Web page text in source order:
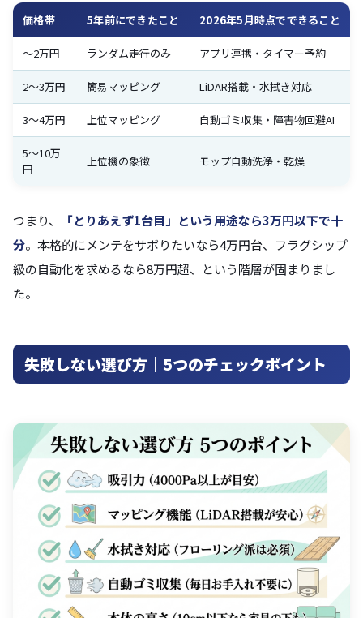
価格帯 5年前にできたこと 2026年5月時点でできること
〜2万円 ランダム走行のみ アプリ連携・タイマー予約
2〜3万円 簡易マッピング LiDAR搭載・水拭き対応
3〜4万円 上位マッピング 自動ゴミ収集・障害物回避AI
5〜10万
円
上位機の象徴 モップ自動洗浄・乾燥
つまり、
「とりあえず1台目」という用途なら3万円以下で十
分。本格的にメンテをサボりたいなら4万円台、フラグシップ
級の自動化を求めるなら8万円超、という階層が固まりまし
た。
失敗しない選び方｜5つのチェックポイント